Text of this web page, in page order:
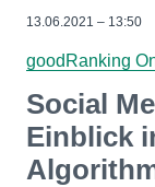
13.06.2021 – 13:50
goodRanking
Social
Einblick